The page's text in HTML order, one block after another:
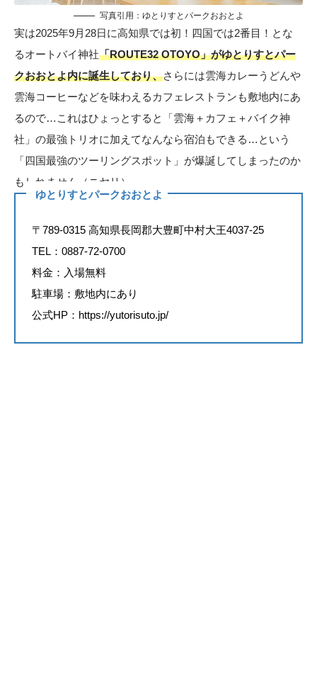
写真引用： ゆとりすとパークおおとよ
実は2025年9月28日に高知県では初！四国では2番目！とな
るオートバイ神社「ROUTE32 OTOYO」がゆとりすとパー
クおおとよ内に誕生しており、さらには雲海カレーうどんや
雲海コーヒーなどを味わえるカフェレストランも敷地内にあ
るので…これはひょっとすると「雲海＋カフェ＋バイク神
社」の最強トリオに加えてなんなら宿泊もできる…という
「四国最強のツーリングスポット」が爆誕してしまったのか
もしれません（ニヤリ）
ゆとりすとパークおおとよ
〒789-0315 高知県長岡郡大豊町中村大王4037-25
TEL：0887-72-0700
料金：入場無料
駐車場：敷地内にあり
公式HP： https://yutorisuto.jp/